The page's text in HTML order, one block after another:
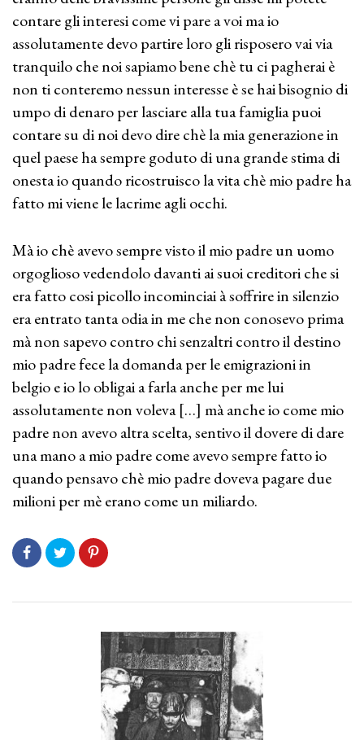
contare gli interesi come vi pare a voi ma io
assolutamente devo partire loro gli risposero vai via
tranquilo che noi sapiamo bene chè tu ci pagherai è
non ti conteremo nessun interesse è se hai bisognio di
umpo di denaro per lasciare alla tua famiglia puoi
contare su di noi devo dire chè la mia generazione in
quel paese ha sempre goduto di una grande stima di
onesta io quando ricostruisco la vita chè mio padre ha
fatto mi viene le lacrime agli occhi.
Mà io chè avevo sempre visto il mio padre un uomo
orgoglioso vedendolo davanti ai suoi creditori che si
era fatto cosi picollo incominciai à soffrire in silenzio
era entrato tanta odia in me che non conosevo prima
mà non sapevo contro chi senzaltri contro il destino
mio padre fece la domanda per le emigrazioni in
belgio e io lo obligai a farla anche per me lui
assolutamente non voleva […] mà anche io come mio
padre non avevo altra scelta, sentivo il dovere di dare
una mano a mio padre come avevo sempre fatto io
quando pensavo chè mio padre doveva pagare due
milioni per mè erano come un miliardo.